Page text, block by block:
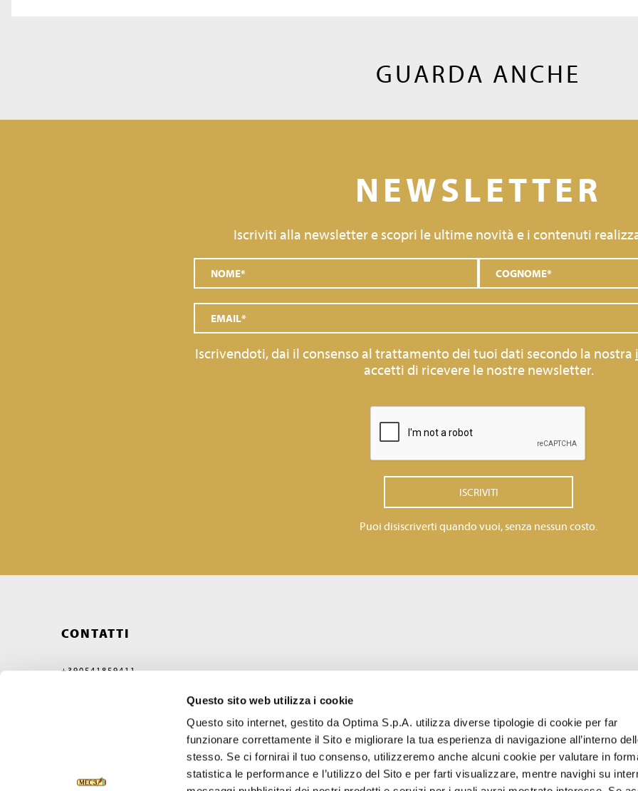
Questo sito web utilizza i cookie
Questo sito internet, gestito da Optima S.p.A. utilizza diverse tipologie di cookie per far
funzionare correttamente il Sito e migliorare la tua esperienza di navigazione all’interno
stesso. Se ci fornirai il tuo consenso, utilizzeremo anche alcuni cookie per valutare in
statistica le performance e l’utilizzo del Sito e per farti visualizzare, mentre navighi su
GUARDA ANCHE
NEWSLETTER
Iscriviti alla newsletter e scopri le ultime novità e i contenuti
Iscrivendoti, dai il consenso al trattamento dei tuoi dati secondo la nostra
accetti di ricevere le nostre newsletter.
ISCRIVITI
Puoi disiscriverti quando vuoi, senza nessun costo.
CONTATTI
+390541859411
SOCIETÀ SOGGETTA ALL'ATTIVITÀ
DI DIREZIONE E COORDINAMENTO
47832 SAN CLEMENTE